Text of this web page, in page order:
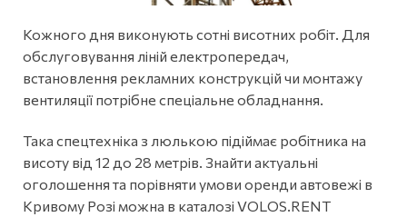
Кожного дня виконують сотні висотних робіт. Для
обслуговування ліній електропередач,
встановлення рекламних конструкцій чи монтажу
вентиляції потрібне спеціальне обладнання.
Така спецтехніка з люлькою підіймає робітника на
висоту від 12 до 28 метрів. Знайти актуальні
оголошення та порівняти умови оренди автовежі в
Кривому Розі можна в каталозі VOLOS.RENT